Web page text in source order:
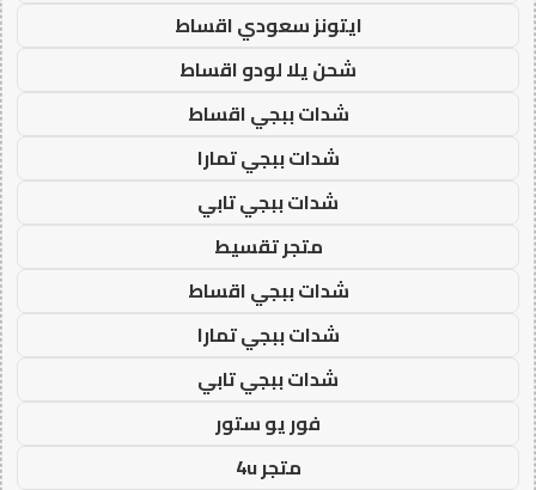
ايتونز سعودي اقساط
شحن يلا لودو اقساط
شدات ببجي اقساط
شدات ببجي تمارا
شدات ببجي تابي
متجر تقسيط
شدات ببجي اقساط
شدات ببجي تمارا
شدات ببجي تابي
فور يو ستور
متجر 4u